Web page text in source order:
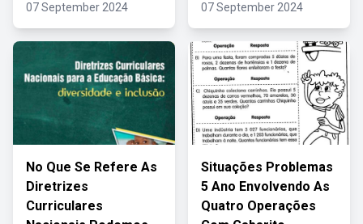
07 September 2024 07 September 2024
No Que Se Refere As
Diretrizes
Curriculares
Situações Problemas
5 Ano Envolvendo As
Quatro Operações